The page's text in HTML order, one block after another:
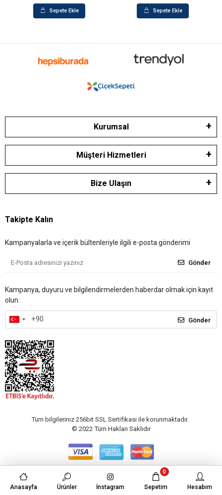
Sepete Ekle Sepete Ekle
Kurumsal
Müşteri Hizmetleri
Bize Ulaşın
Takipte Kalın
Kampanyalarla ve içerik bültenleriyle ilgili e-posta gönderimi
Gönder
Kampanya, duyuru ve bilgilendirmelerden haberdar olmak için kayıt
olun.
Gönder
Tüm bilgileriniz 256bit SSL Sertifikası ile korunmaktadır.
© 2022 Tüm Hakları Saklıdır
Anasayfa Ürünler İnstagram Sepetim
0
Hesabım